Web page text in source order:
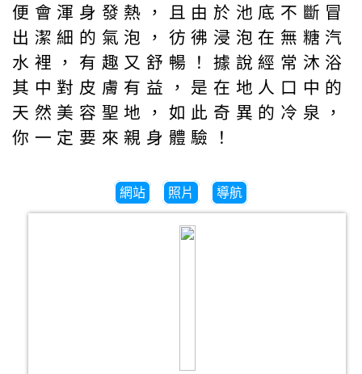
便會渾身發熱，且由於池底不斷冒
出潔細的氣泡，彷彿浸泡在無糖汽
水裡，有趣又舒暢！據說經常沐浴
其中對皮膚有益，是在地人口中的
天然美容聖地，如此奇異的冷泉，
你一定要來親身體驗！
網站 照片 導航